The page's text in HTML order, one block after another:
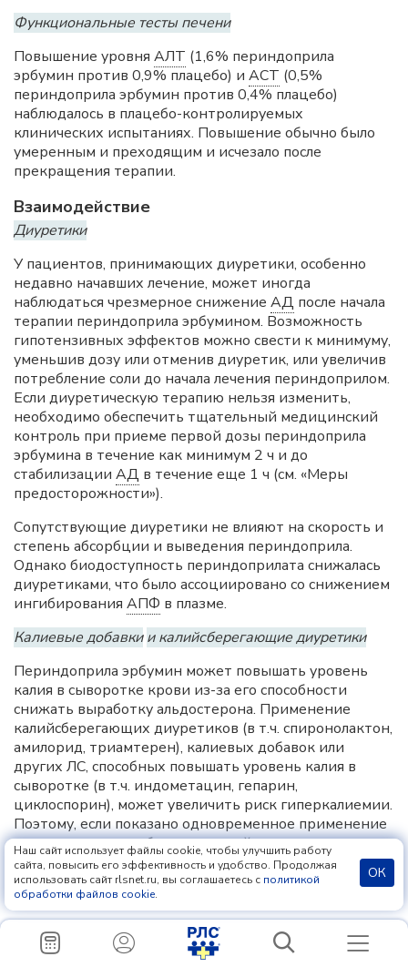
Функциональные тесты печени
Повышение уровня АЛТ (1,6% периндоприла
эрбумин против 0,9% плацебо) и АСТ (0,5%
периндоприла эрбумин против 0,4% плацебо)
наблюдалось в плацебо-контролируемых
клинических испытаниях. Повышение обычно было
умеренным и преходящим и исчезало после
прекращения терапии.
Взаимодействие
Диуретики
У пациентов, принимающих диуретики, особенно
недавно начавших лечение, может иногда
наблюдаться чрезмерное снижение АД после начала
терапии периндоприла эрбумином. Возможность
гипотензивных эффектов можно свести к минимуму,
уменьшив дозу или отменив диуретик, или увеличив
потребление соли до начала лечения периндоприлом.
Если диуретическую терапию нельзя изменить,
необходимо обеспечить тщательный медицинский
контроль при приеме первой дозы периндоприла
эрбумина в течение как минимум 2 ч и до
стабилизации АД в течение еще 1 ч (см. «Меры
предосторожности»).
Сопутствующие диуретики не влияют на скорость и
степень абсорбции и выведения периндоприла.
Однако биодоступность периндоприлата снижалась
диуретиками, что было ассоциировано со снижением
ингибирования АПФ в плазме.
Калиевые добавки и калийсберегающие диуретики
Периндоприла эрбумин может повышать уровень
калия в сыворотке крови из-за его способности
снижать выработку альдостерона. Применение
калийсберегающих диуретиков (в т.ч. спиронолактон,
амилорид, триамтерен), калиевых добавок или
других ЛС, способных повышать уровень калия в
сыворотке (в т.ч. индометацин, гепарин,
циклоспорин), может увеличить риск гиперкалиемии.
Поэтому, если показано одновременное применение
таких средств, необходим частый мониторинг уровня
калия в сыворотке крови.
Литий
Сообщалось об увеличении содержания лития в
сыворотке крови и симптомах литиевой токсичности
Наш сайт использует файлы cookie, чтобы улучшить работу
сайта, повысить его эффективность и удобство. Продолжая
использовать сайт rlsnet.ru, вы соглашаетесь с политикой
обработки файлов cookie.
ОК